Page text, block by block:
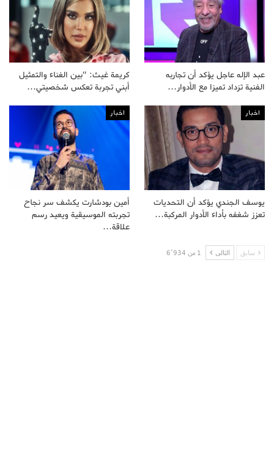
عبد الإله عاجل يؤكد أن تجاربه
الفنية تزداد تميزا مع الأدوار…
كريمة غيث: “بين الغناء والتمثيل
أبني تجربة تعكس شخصيتي…
اخبار
يوسف الجندي يؤكد أن التحديات
تعزز شغفه بأداء الأدوار المركبة…
اخبار
أمين بودشارت يكشف سر نجاح
تجربته الموسيقية ويعيد رسم
علاقة…
سابق التالى 1 من 6٬934